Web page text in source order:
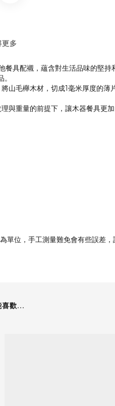
更多
具配襯，蘊含對生活品味的堅
毛櫸木材，切成1毫米厚度的
與重量的前提下，讓木器餐具更
單位，手工測量難免會有些誤差
喜歡...